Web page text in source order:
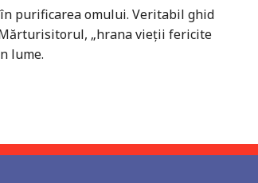
purificarea omului. Veritabil ghid
„hrana vieţii fericite
lume.